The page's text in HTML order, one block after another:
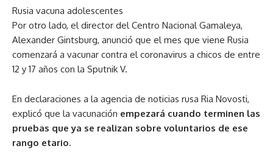
Rusia vacuna adolescentes
Por otro lado, el director del Centro Nacional Gamaleya,
Alexander Gintsburg, anunció que el mes que viene Rusia
comenzará a vacunar contra el coronavirus a chicos de entre
12 y 17 años con la Sputnik V.
En declaraciones a la agencia de noticias rusa Ria Novosti,
explicó que la vacunación empezará cuando terminen las
pruebas que ya se realizan sobre voluntarios de ese
rango etario.